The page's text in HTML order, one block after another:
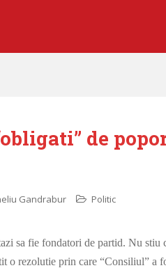
de
Gandrabur Politic
sa fie fondatori de partid. Nu stiu
o rezolutie prin care “Consiliul” a